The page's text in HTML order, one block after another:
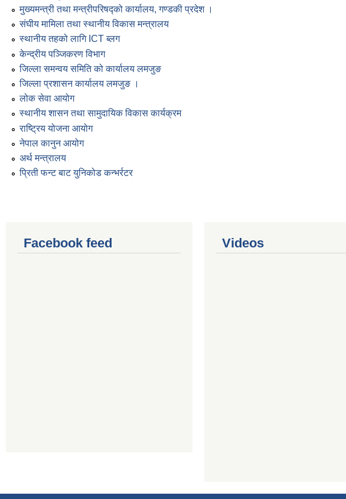
मुख्यमन्त्री तथा मन्त्रीपरिषद्को कार्यालय, गण्डकी प्रदेश ।
संघीय मामिला तथा स्थानीय विकास मन्त्रालय
स्थानीय तहको लागि ICT ब्लग
केन्द्रीय पञ्जिकरण विभाग
जिल्ला समन्वय समिति को कार्यालय लमजुङ
जिल्ला प्रशासन कार्यालय लमजुङ ।
लोक सेवा आयोग
स्थानीय शासन तथा सामुदायिक विकास कार्यक्रम
राष्ट्रिय योजना आयोग
नेपाल कानुन आयोग
अर्थ मन्त्रालय
प्रिती फन्ट बाट युनिकोड कन्भर्रटर
Facebook feed Videos